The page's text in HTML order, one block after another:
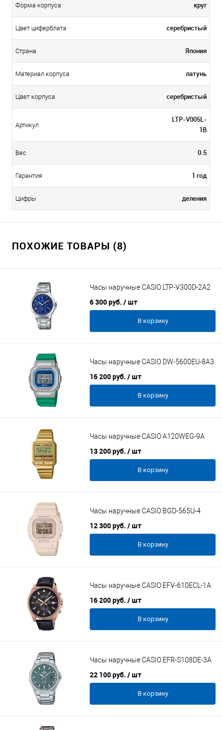
Форма корпуса круг
Цвет циферблата серебристый
Страна Япония
Материал корпуса латунь
Цвет корпуса серебристый
Артикул
LTP-V005L-
1B
Вес 0.5
Гарантия 1 год
Цифры деления
ПОХОЖИЕ ТОВАРЫ (8)
Часы наручные CASIO LTP-V300D-2A2
6 300 руб. / шт
В корзину
Часы наручные CASIO DW-5600EU-8A3
16 200 руб. / шт
В корзину
Часы наручные CASIO A120WEG-9A
13 200 руб. / шт
В корзину
Часы наручные CASIO BGD-565U-4
12 300 руб. / шт
В корзину
Часы наручные CASIO EFV-610ECL-1A
16 200 руб. / шт
В корзину
Часы наручные CASIO EFR-S108DE-3A
22 100 руб. / шт
В корзину